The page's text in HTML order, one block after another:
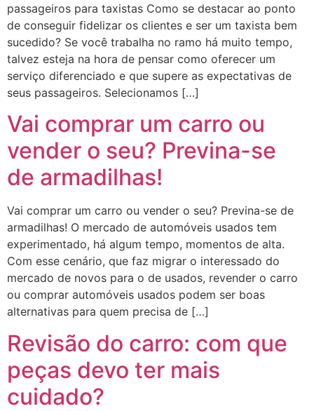
passageiros para taxistas Como se destacar ao ponto
de conseguir fidelizar os clientes e ser um taxista bem
sucedido? Se você trabalha no ramo há muito tempo,
talvez esteja na hora de pensar como oferecer um
serviço diferenciado e que supere as expectativas de
seus passageiros. Selecionamos […]
Vai comprar um carro ou
vender o seu? Previna-se
de armadilhas!
Vai comprar um carro ou vender o seu? Previna-se de
armadilhas! O mercado de automóveis usados tem
experimentado, há algum tempo, momentos de alta.
Com esse cenário, que faz migrar o interessado do
mercado de novos para o de usados, revender o carro
ou comprar automóveis usados podem ser boas
alternativas para quem precisa de […]
Revisão do carro: com que
peças devo ter mais
cuidado?